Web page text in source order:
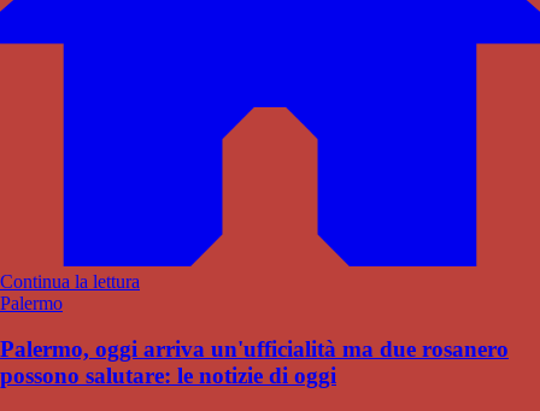
Continua la lettura
Palermo
Palermo, oggi arriva un'ufficialità ma due rosanero
possono salutare: le notizie di oggi